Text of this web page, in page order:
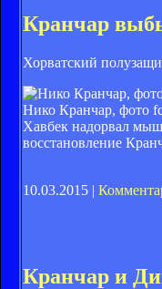
Кранчар
Хорватский
Нико Кранчар, фото
Хавбек надорвал
восстановление
10.03.2015 |
Кранчар и